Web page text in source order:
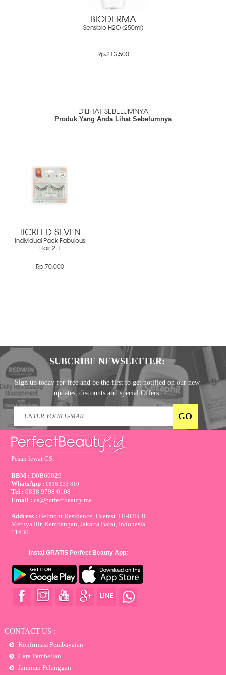
BIODERMA
Sensibio H2O (250ml)
Rp.213,500
DILIHAT SEBELUMNYA
Produk Yang Anda Lihat Sebelumnya
TICKLED SEVEN
Individual Pack Fabulous
Flair 2.1
Rp.70,000
SUBCRIBE NEWSLETTER:
Sign up today for free and be the first to get notified on our new
updates, discounts and special Offers.
Pesan lewat CS:
BBM : D0B69029
WhatsApp :0816 933 810
Tel :0838 9798 0108
Email :cs@perfectbeauty.me
Address : Belmont Residence, Everest TH-03B JL
Meruya Ilir, Kembangan, Jakarta Barat, Indonesia
11630
Instal GRATIS Perfect Beauty App:
CONTACT US :
Konfirmasi Pembayaran
Cara Pembelian
Jaminan Pelanggan